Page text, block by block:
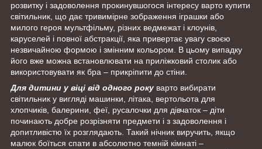
розвитку і задоволення прокинувшогося інтересу варто купити
світильник, що дає тривимірне зображення іграшки або
милого героя мультфільму, різних ведмежат і клоунів,
каруселей і повної абстракції, яка привертає увагу своєю
незвичайною формою і змінним кольором. В цьому випадку
його вже можна встановлювати на приліжковий столик або
використовувати як бра – прикріпити до стіни.
Для дитини у віці від одного року варто вибирати
світильник у вигляді машинки, літака, вертольота для
хлопчиків, балерини, феї, русалочки для дівчаток – діти
починають добре розрізняти предмети і з задоволення і
допитливістю їх розглядають. Такий нічник виручить, якщо
малюк боїться спати в абсолютно темній кімнаті –